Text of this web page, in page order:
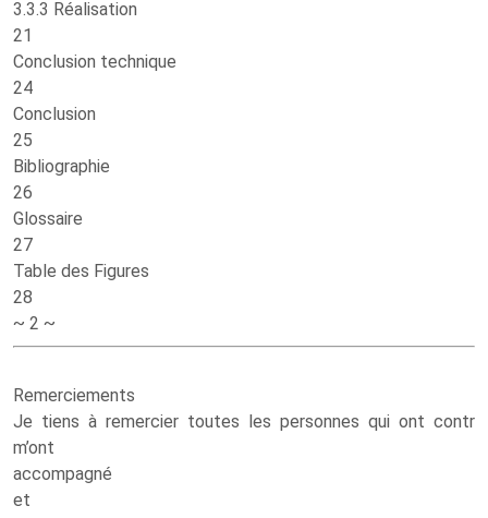
3.3.3 Réalisation
21
Conclusion technique
24
Conclusion
25
Bibliographie
26
Glossaire
27
Table des Figures
28
~ 2 ~
Remerciements
Je tiens à remercier toutes les personnes qui ont
m’ont
accompagné
et